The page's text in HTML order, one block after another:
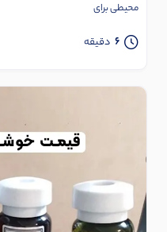
محیطی برای
6 دقیقه